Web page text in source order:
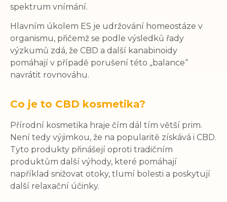
spektrum vnímání.
Hlavním úkolem ES je udržování homeostáze v
organismu, přičemž se podle výsledků řady
výzkumů zdá, že CBD a další kanabinoidy
pomáhají v případě porušení této „balance“
navrátit rovnováhu.
Co je to CBD kosmetika?
Přírodní kosmetika hraje čím dál tím větší prim.
Není tedy výjimkou, že na popularitě získává i CBD.
Tyto produkty přinášejí oproti tradičním
produktům další výhody, které pomáhají
například snižovat otoky, tlumí bolesti a poskytují
další relaxační účinky.